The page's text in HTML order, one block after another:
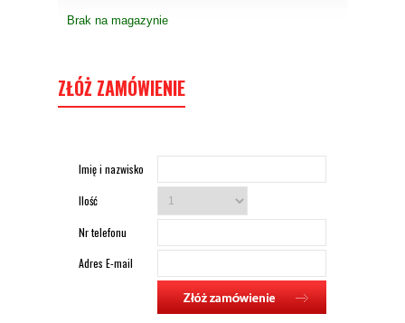
Brak na magazynie
ZŁÓŻ ZAMÓWIENIE
Imię i nazwisko
Ilość
Nr telefonu
Adres E-mail